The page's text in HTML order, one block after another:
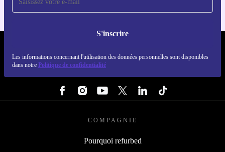
S'inscrire
Les informations concernant l'utilisation des données personnelles sont disponibles
dans notre Politique de confidentialité
COMPAGNIE
Pourquoi refurbed